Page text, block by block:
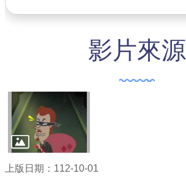
影片來源
上版日期：112-10-01